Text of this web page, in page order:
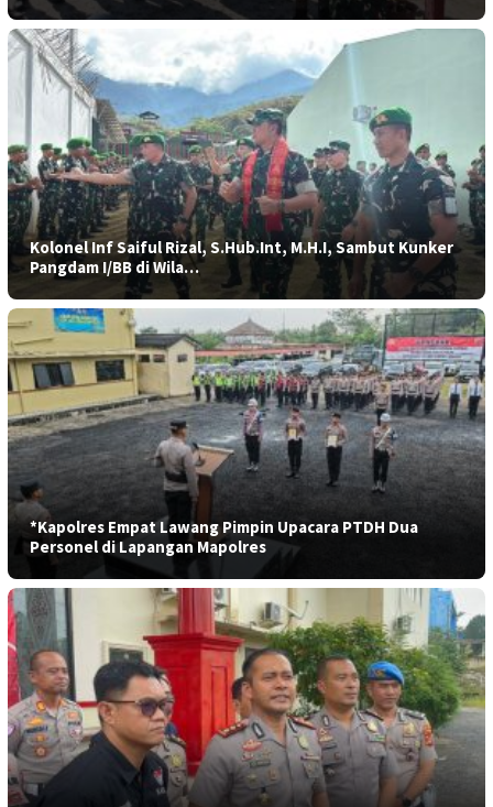
Kolonel Inf Saiful Rizal, S.Hub.Int, M.H.I, Sambut Kunker
Pangdam I/BB di Wila…
*Kapolres Empat Lawang Pimpin Upacara PTDH Dua
Personel di Lapangan Mapolres